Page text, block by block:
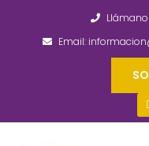
Email: